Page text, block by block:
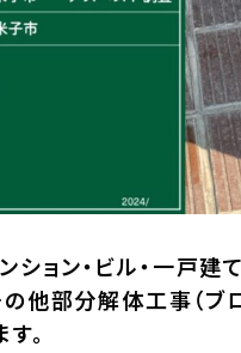
ョン・ビル・一戸建
の他部分解体工事（
。